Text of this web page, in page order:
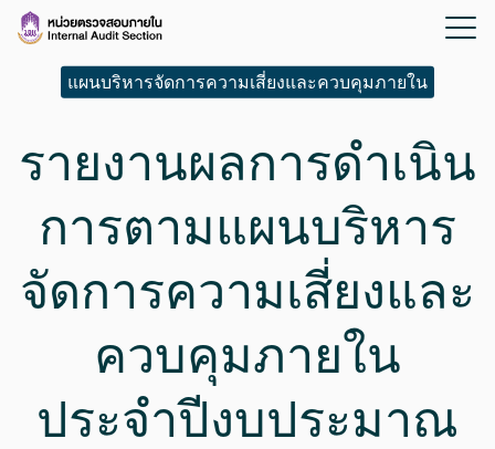
แผนบริหารจัดการความเสี่ยงและควบคุมภายใน
รายงานผลการดำเนิน
การตามแผนบริหาร
จัดการความเสี่ยงและ
ควบคุมภายใน
ประจำปีงบประมาณ